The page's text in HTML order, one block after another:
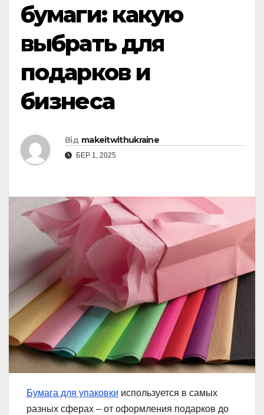
бумаги: какую
выбрать для
подарков и
бизнеса
Від makeitwithukraine
БЕР 1, 2025
Бумага для упаковки используется в самых
разных сферах – от оформления подарков до